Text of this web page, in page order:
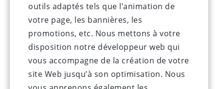
outils adaptés tels que l’animation de
votre page, les bannières, les
promotions, etc. Nous mettons à votre
disposition notre développeur web qui
vous accompagne de la création de votre
site Web jusqu’à son optimisation. Nous